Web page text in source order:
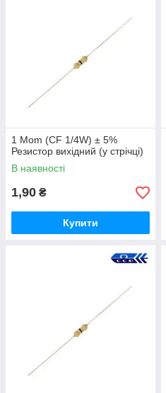
1 Mom (CF 1/4W) ± 5%
Резистор вихідний (у стрічці)
В наявності
1,90 ₴
Купити